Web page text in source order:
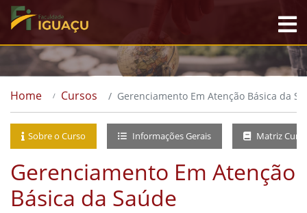
Home Cursos Gerenciamento Em Atenção Básica da
Sobre o Curso Informações Gerais Matriz
Gerenciamento Em Atenção
Básica da Saúde